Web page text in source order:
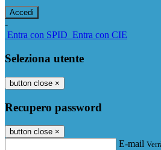
-
Entra con SPID Entra con CIE
Seleziona utente
button close ×
Recupero password
button close ×
E-mail